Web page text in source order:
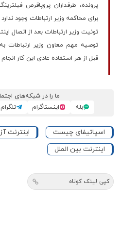
پرونده، طرفداران پروپاقرص
برای محاکمه وزیر ارتباطات وجود ندارد
توئیت وزیر ارتباطات بعد از اتصال
توصیه مهم معاون وزیر ارتباطات
قبل از هر استفاده عادی این کار
ما را در شبکه‌های
بله
اینستاگرام تلگرام
اسپاتیفای چیست
اینترنت
اینترنت بین الملل
کپی لینک کوتاه